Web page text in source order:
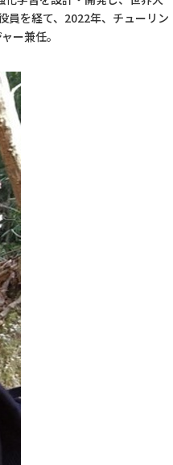
員を経て、2022年、チューリン
ー兼任。